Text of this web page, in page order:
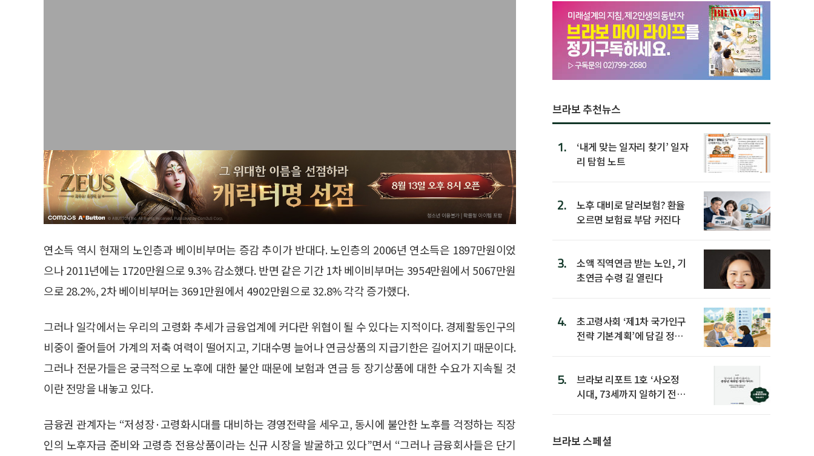
연소득 역시 현재의 노인층과 베이비부머는 증감 추이가 반대다. 노인층의 2006년 연소득은 1897만원이었
으나 2011년에는 1720만원으로 9.3% 감소했다. 반면 같은 기간 1차 베이비부머는 3954만원에서 5067만원
으로 28.2%, 2차 베이비부머는 3691만원에서 4902만원으로 32.8% 각각 증가했다.
그러나 일각에서는 우리의 고령화 추세가 금융업계에 커다란 위협이 될 수 있다는 지적이다. 경제활동인구의
비중이 줄어들어 가계의 저축 여력이 떨어지고, 기대수명 늘어나 연금상품의 지급기한은 길어지기 때문이다.
그러나 전문가들은 궁극적으로 노후에 대한 불안 때문에 보험과 연금 등 장기상품에 대한 수요가 지속될 것
이란 전망을 내놓고 있다.
금융권 관계자는 “저성장·고령화시대를 대비하는 경영전략을 세우고, 동시에 불안한 노후를 걱정하는 직장
인의 노후자금 준비와 고령층 전용상품이라는 신규 시장을 발굴하고 있다”면서 “그러나 금융회사들은 단기
브라보 추천뉴스
1.
‘내게 맞는 일자리 찾기’ 일자
리 탐험 노트
2.
노후 대비로 달러보험? 환율
오르면 보험료 부담 커진다
3.
소액 직역연금 받는 노인, 기
초연금 수령 길 열린다
4.
초고령사회 ‘제1차 국가인구
전략 기본계획’에 담길 정책
5.
브라보 리포트 1호 ‘사오정
시대, 73세까지 일하기 전략’
브라보 스페셜